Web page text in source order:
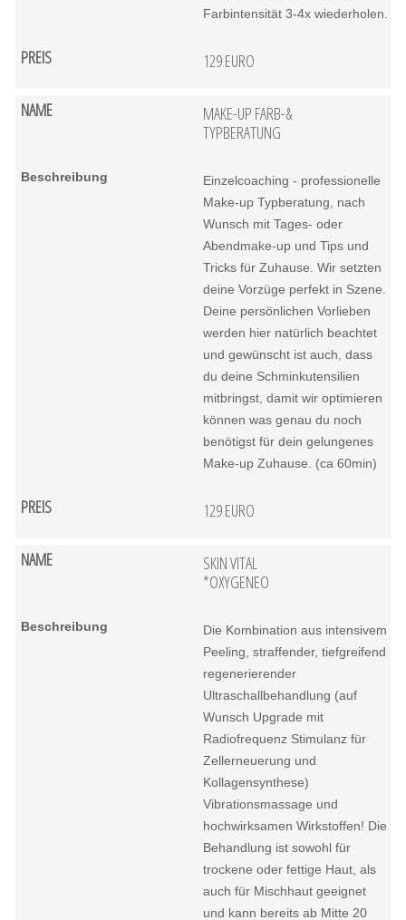
Farbintensität 3-4x wiederholen.
129 EURO
MAKE-UP FARB-&
TYPBERATUNG
Einzelcoaching - professionelle
Make-up Typberatung, nach
Wunsch mit Tages- oder
Abendmake-up und Tips und
Tricks für Zuhause. Wir setzten
deine Vorzüge perfekt in Szene.
Deine persönlichen Vorlieben
werden hier natürlich beachtet
und gewünscht ist auch, dass
du deine Schminkutensilien
mitbringst, damit wir optimieren
können was genau du noch
benötigst für dein gelungenes
Make-up Zuhause. (ca 60min)
129 EURO
SKIN VITAL
*OXYGENEO
Die Kombination aus intensivem
Peeling, straffender, tiefgreifend
regenerierender
Ultraschallbehandlung (auf
Wunsch Upgrade mit
Radiofrequenz Stimulanz für
Zellerneuerung und
Kollagensynthese)
Vibrationsmassage und
hochwirksamen Wirkstoffen! Die
Behandlung ist sowohl für
trockene oder fettige Haut, als
auch für Mischhaut geeignet
und kann bereits ab Mitte 20